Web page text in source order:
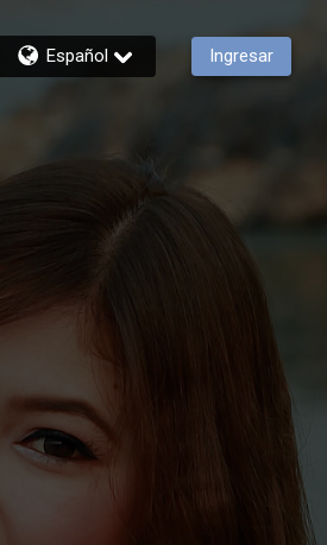
Español Ingresar